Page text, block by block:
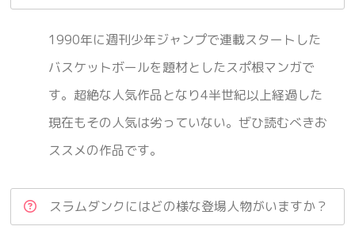
1990年に週刊少年ジャンプで連載スタートした
バスケットボールを題材としたスポ根マンガで
す。超絶な人気作品となり4半世紀以上経過した
現在もその人気は劣っていない。ぜひ読むべきお
ススメの作品です。
スラムダンクにはどの様な登場人物がいますか？